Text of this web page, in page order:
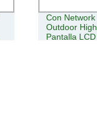
Sistema de
autoservicio
Pantalla